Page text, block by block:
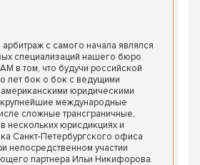
с самого начала являлся
специализаций нашего бюро.
в том, что будучи российской
лет бок о бок с ведущими
юридическими
международные
сложные трансграничные,
нескольких юрисдикциях и
Санкт-Петербургского офиса
непосредственном участии
партнера Ильи Никифорова.